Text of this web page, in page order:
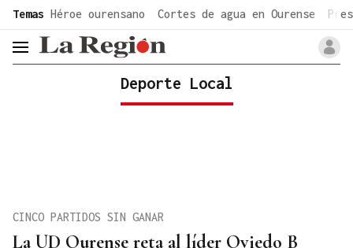
common.go-to-content
Temas Héroe ourensano Cortes de agua en Ourense
header.menu.open
Deporte Local
La UD Ourense reta al líder Oviedo B
CINCO PARTIDOS SIN GANAR